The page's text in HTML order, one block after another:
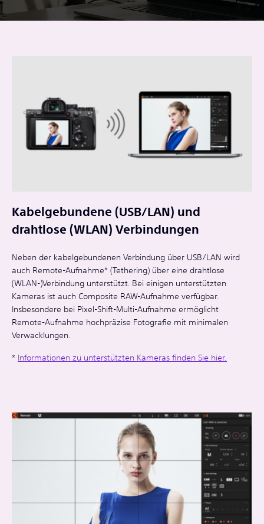
Kabelgebundene (USB/LAN) und
drahtlose (WLAN) Verbindungen
Neben der kabelgebundenen Verbindung über USB/LAN wird
auch Remote-Aufnahme* (Tethering) über eine drahtlose
(WLAN-)Verbindung unterstützt. Bei einigen unterstützten
Kameras ist auch Composite RAW-Aufnahme verfügbar.
Insbesondere bei Pixel-Shift-Multi-Aufnahme ermöglicht
Remote-Aufnahme hochpräzise Fotografie mit minimalen
Verwacklungen.
* Informationen zu unterstützten Kameras finden Sie hier.